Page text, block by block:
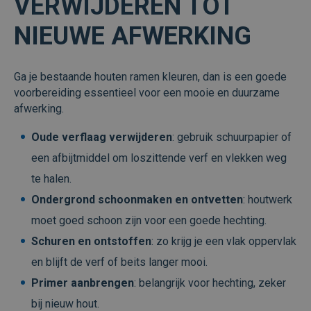
VERWIJDEREN TOT
NIEUWE AFWERKING
Ga je bestaande houten ramen kleuren, dan is een goede
voorbereiding essentieel voor een mooie en duurzame
afwerking.
Oude verflaag verwijderen: gebruik schuurpapier of
een afbijtmiddel om loszittende verf en vlekken weg
te halen.
Ondergrond schoonmaken en ontvetten: houtwerk
moet goed schoon zijn voor een goede hechting.
Schuren en ontstoffen: zo krijg je een vlak oppervlak
en blijft de verf of beits langer mooi.
Primer aanbrengen: belangrijk voor hechting, zeker
bij nieuw hout.
kernfunctionaliteiten van de website mogelijk,
zoals gebruikersaanmelding en accountbeheer.
De website kan niet goed worden gebruikt
zonder de strikt noodzakelijke cookies.
CookieScriptConsent
CookieScript
www.veraplus.be
1 maand
Aanbieder /
Naam
Aanbieder /
Domein
Vervaldatum Omschrijving